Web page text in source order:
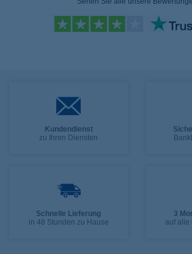
Kundendienst
zu Ihren Diensten
Schnelle Lieferung
in 48 Stunden zu Hause
3
auf alle